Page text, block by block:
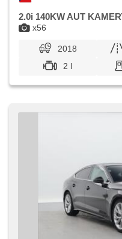
x56
2.0i 140KW AUT
2018
2 l